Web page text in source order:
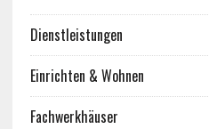
Dienstleistungen
Einrichten & Wohnen
Fachwerkhäuser